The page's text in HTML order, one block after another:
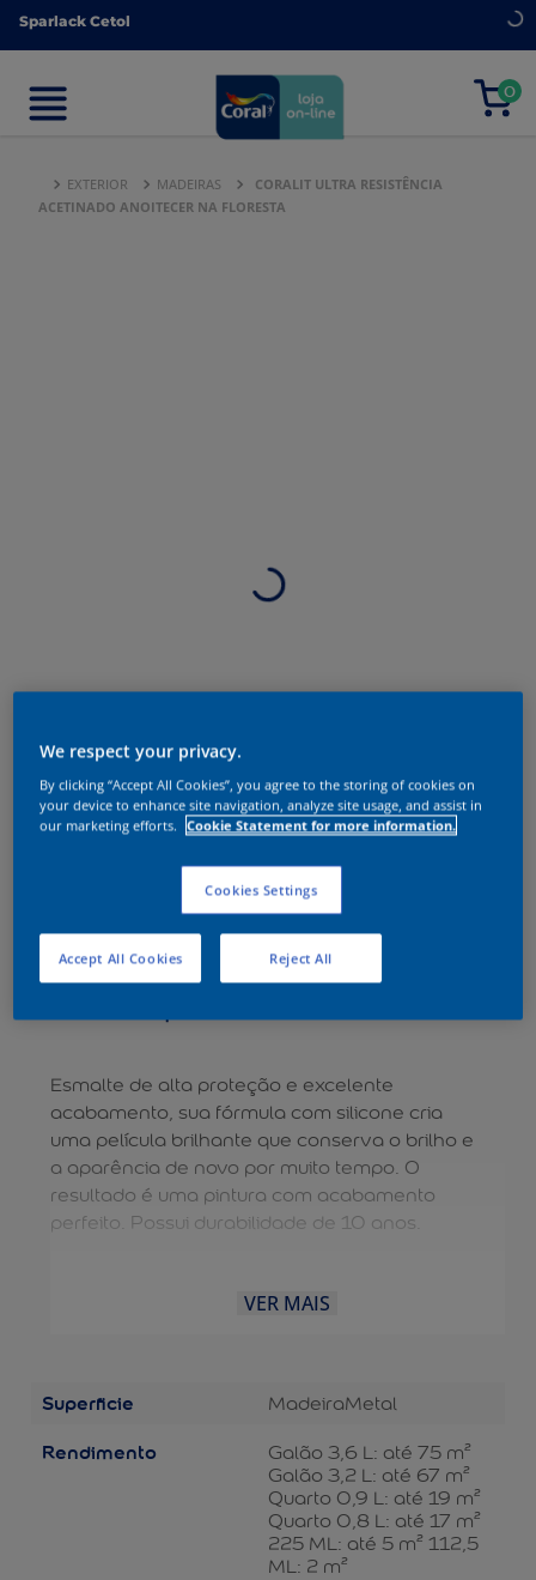
Sparlack Cetol
0
Sparlack Cetol
0
EXTERIOR MADEIRAS
CORALIT ULTRA RESISTÊNCIA
ACETINADO ANOITECER NA FLORESTA
Esmalte de alta proteção e excelente
acabamento, sua fórmula com silicone cria
uma película brilhante que conserva o brilho e
a aparência de novo por muito tempo. O
resultado é uma pintura com acabamento
perfeito. Possui durabilidade de 10 anos.
VER MAIS
Superficie MadeiraMetal
Rendimento
Galão 3,6 L: até 75 m²
Galão 3,2 L: até 67 m²
Quarto 0,9 L: até 19 m²
Quarto 0,8 L: até 17 m²
225 ML: até 5 m² 112,5
ML: 2 m²
We respect your privacy.
By clicking “Accept All Cookies”, you agree to the storing of cookies on
your device to enhance site navigation, analyze site usage, and assist in
our marketing efforts.
Cookie Statement for more information.
Cookies Settings
Reject All
Accept All Cookies